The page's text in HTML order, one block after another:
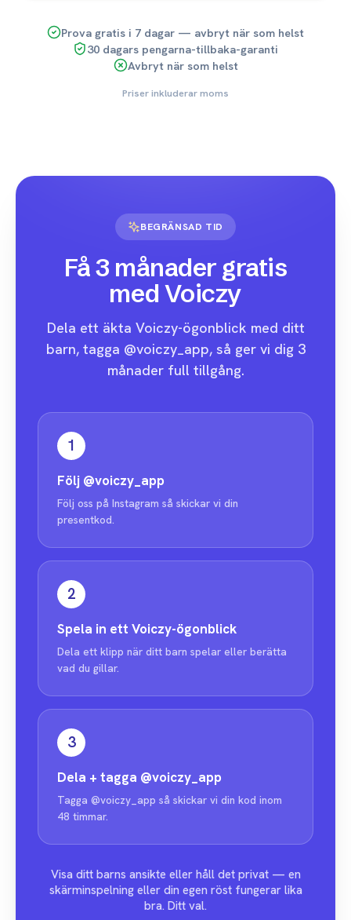
Prova gratis i 7 dagar — avbryt när som helst
30 dagars pengarna-tillbaka-garanti
Avbryt när som helst
Priser inkluderar moms
BEGRÄNSAD TID
Få 3 månader gratis
med Voiczy
Dela ett äkta Voiczy-ögonblick med ditt
barn, tagga @voiczy_app, så ger vi dig 3
månader full tillgång.
1
Följ @voiczy_app
Följ oss på Instagram så skickar vi din
presentkod.
2
Spela in ett Voiczy-ögonblick
Dela ett klipp när ditt barn spelar eller berätta
vad du gillar.
3
Dela + tagga @voiczy_app
Tagga @voiczy_app så skickar vi din kod inom
48 timmar.
Visa ditt barns ansikte eller håll det privat — en
skärminspelning eller din egen röst fungerar lika
bra. Ditt val.